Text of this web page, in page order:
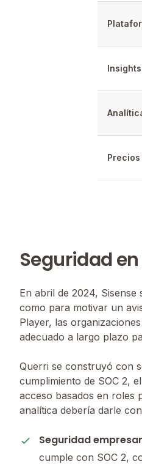
Seguridad
En abril de 2024,
como para motivar un
Player, las
adecuado a largo plazo
Querri se construyó con
cumplimiento de SOC 2,
acceso basados en roles
analítica debería darle
Seguridad
cumple con SOC 2,